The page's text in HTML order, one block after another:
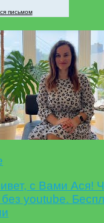
письмом
с Вами Ася!
youtube.